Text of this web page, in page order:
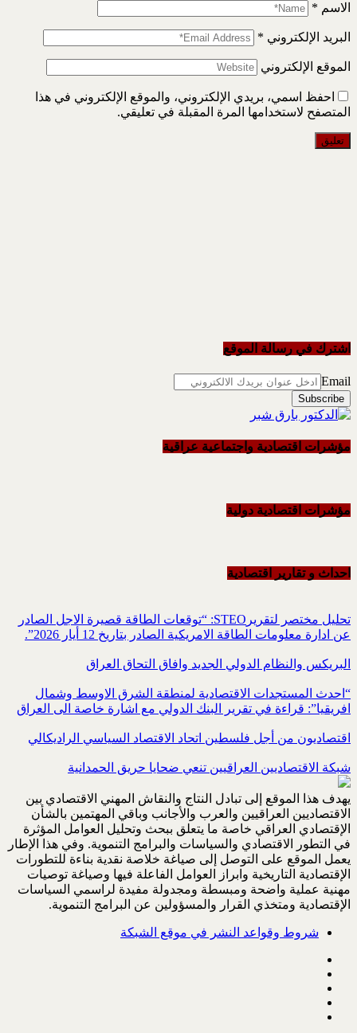
الاسم *
البريد الإلكتروني *
الموقع الإلكتروني
احفظ اسمي، بريدي الإلكتروني، والموقع الإلكتروني في هذا
المتصفح لاستخدامها المرة المقبلة في تعليقي.
اشترك في رسالة الموقع
Email
مؤشرات اقتصادية واجتماعية عراقية
مؤشرات اقتصادية دولية
احداث و تقاریر اقتصادیة
تحليل مختصر لتقريرSTEO‏: “توقعات الطاقة قصيرة الاجل الصادر
عن ادارة معلومات الطاقة الامريكية ‏الصادر بتاريخ 12 أيار 2026”.‏
البريكس والنظام الدولي الجديد وافاق التحاق العراق
“احدث المستجدات الاقتصادية لمنطقة الشرق الاوسط وشمال
افريقيا”: قراءة في تقرير البنك الدولي مع اشارة خاصة الى العراق
اقتصاديون من أجل فلسطين اتحاد الاقتصاد السياسي الراديكالي
شبكة الاقتصاديين العراقيين تنعي ضحايا حريق الحمدانية
يهدف هذا الموقع إلى تبادل النتاج والنقاش المهني الاقتصادي بين
الاقتصاديين العراقيين والعرب والأجانب وباقي المهتمين بالشأن
الإقتصادي العراقي خاصة ما يتعلق ببحث وتحليل العوامل المؤثرة
في التطور الاقتصادي والسياسات والبرامج التنموية. وفي هذا الإطار
يعمل الموقع على التوصل إلى صياغة خلاصة نقدية بناءة للتطورات
الإقتصادية التاريخية وابراز العوامل الفاعلة فيها وصياغة توصيات
مهنية عملية واضحة ومبسطة ومجدولة مفيدة لراسمي السياسات
الإقتصادية ومتخذي القرار والمسؤولين عن البرامج التنموية.
شروط وقواعد النشر في موقع الشبكة